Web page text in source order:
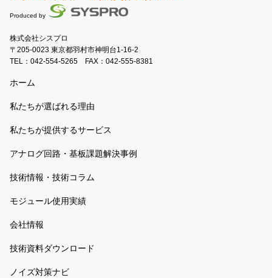
Produced by
株式会社シスプロ
〒205-0023 東京都羽村市神明台1-16-2
TEL： 042-554-5265 FAX：042-555-8381
ホーム
私たちが選ばれる理由
私たちが提供するサービス
アナログ回路・基板課題解決事例
技術情報・技術コラム
モジュール使用実績
会社情報
技術資料ダウンロード
ノイズ対策ナビ